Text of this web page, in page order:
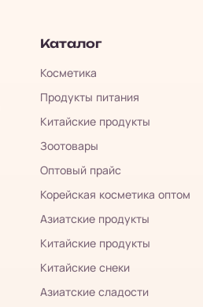
Каталог
Косметика
Продукты питания
Китайские продукты
Зоотовары
Оптовый прайс
Корейская косметика оптом
Азиатские продукты
Китайские продукты
Китайские снеки
Азиатские сладости